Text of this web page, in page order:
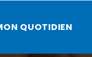
QUOTIDIEN